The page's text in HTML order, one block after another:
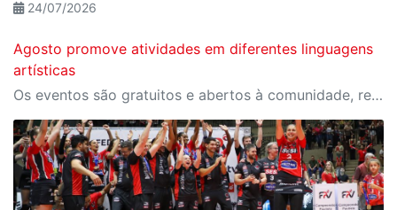
24/07/2026
Agosto promove atividades em diferentes linguagens
artísticas
Os eventos são gratuitos e abertos à comunidade, reunindo oficinas de teatro, música, dança, artes visuais e karaokê no Sesi Bauru